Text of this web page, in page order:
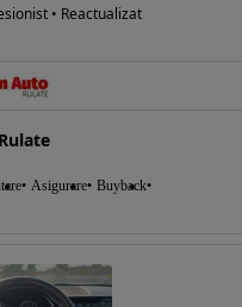
• Reactualizat
Asigurare Buyback